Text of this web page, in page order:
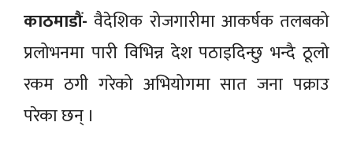
काठमाडौं- वैदेशिक रोजगारीमा आकर्षक तलबको
प्रलोभनमा पारी विभिन्न देश पठाइदिन्छु भन्दै ठूलो
रकम ठगी गरेको अभियोगमा सात जना पक्राउ
परेका छन् ।